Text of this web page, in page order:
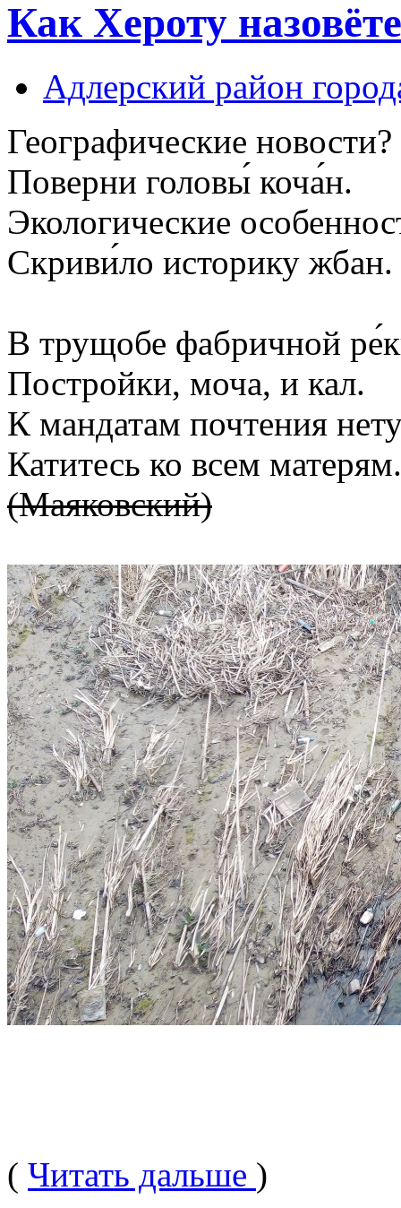
Как Хероту
Адлерский район
Географические новости?
Поверни головы́ коча́н.
Экологические
Скриви́ло историку жбан.
В трущобе фабричной
Постройки, моча, и кал.
К мандатам почтения
Катитесь ко всем матерям.
(Маяковский)
( Читать дальше )